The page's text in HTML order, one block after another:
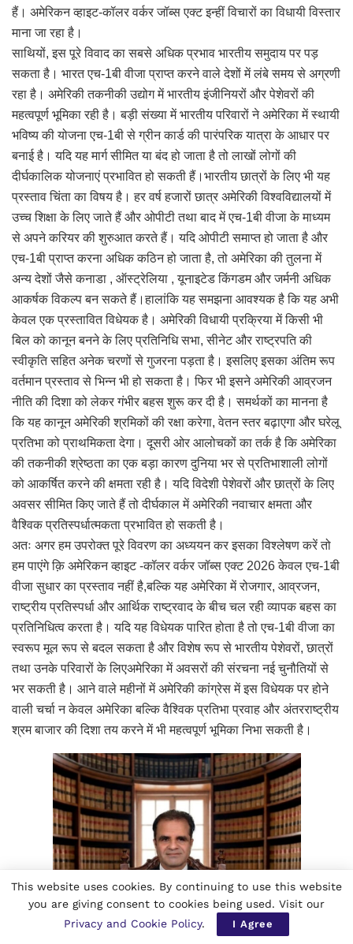
हैं। अमेरिकन व्हाइट-कॉलर वर्कर जॉब्स एक्ट इन्हीं विचारों का विधायी विस्तार
माना जा रहा है।
साथियों, इस पूरे विवाद का सबसे अधिक प्रभाव भारतीय समुदाय पर पड़
सकता है। भारत एच-1बी वीजा प्राप्त करने वाले देशों में लंबे समय से अग्रणी
रहा है। अमेरिकी तकनीकी उद्योग में भारतीय इंजीनियरों और पेशेवरों की
महत्वपूर्ण भूमिका रही है। बड़ी संख्या में भारतीय परिवारों ने अमेरिका में स्थायी
भविष्य की योजना एच-1बी से ग्रीन कार्ड की पारंपरिक यात्रा के आधार पर
बनाई है। यदि यह मार्ग सीमित या बंद हो जाता है तो लाखों लोगों की
दीर्घकालिक योजनाएं प्रभावित हो सकती हैं।भारतीय छात्रों के लिए भी यह
प्रस्ताव चिंता का विषय है। हर वर्ष हजारों छात्र अमेरिकी विश्वविद्यालयों में
उच्च शिक्षा के लिए जाते हैं और ओपीटी तथा बाद में एच-1बी वीजा के माध्यम
से अपने करियर की शुरुआत करते हैं। यदि ओपीटी समाप्त हो जाता है और
एच-1बी प्राप्त करना अधिक कठिन हो जाता है, तो अमेरिका की तुलना में
अन्य देशों जैसे कनाडा , ऑस्ट्रेलिया , यूनाइटेड किंगडम और जर्मनी अधिक
आकर्षक विकल्प बन सकते हैं।हालांकि यह समझना आवश्यक है कि यह अभी
केवल एक प्रस्तावित विधेयक है। अमेरिकी विधायी प्रक्रिया में किसी भी
बिल को कानून बनने के लिए प्रतिनिधि सभा, सीनेट और राष्ट्रपति की
स्वीकृति सहित अनेक चरणों से गुजरना पड़ता है। इसलिए इसका अंतिम रूप
वर्तमान प्रस्ताव से भिन्न भी हो सकता है। फिर भी इसने अमेरिकी आव्रजन
नीति की दिशा को लेकर गंभीर बहस शुरू कर दी है। समर्थकों का मानना है
कि यह कानून अमेरिकी श्रमिकों की रक्षा करेगा, वेतन स्तर बढ़ाएगा और घरेलू
प्रतिभा को प्राथमिकता देगा। दूसरी ओर आलोचकों का तर्क है कि अमेरिका
की तकनीकी श्रेष्ठता का एक बड़ा कारण दुनिया भर से प्रतिभाशाली लोगों
को आकर्षित करने की क्षमता रही है। यदि विदेशी पेशेवरों और छात्रों के लिए
अवसर सीमित किए जाते हैं तो दीर्घकाल में अमेरिकी नवाचार क्षमता और
वैश्विक प्रतिस्पर्धात्मकता प्रभावित हो सकती है।
अतः अगर हम उपरोक्त पूरे विवरण का अध्ययन कर इसका विश्लेषण करें तो
हम पाएंगे क़ि अमेरिकन व्हाइट -कॉलर वर्कर जॉब्स एक्ट 2026 केवल एच-1बी
वीजा सुधार का प्रस्ताव नहीं है,बल्कि यह अमेरिका में रोजगार, आव्रजन,
राष्ट्रीय प्रतिस्पर्धा और आर्थिक राष्ट्रवाद के बीच चल रही व्यापक बहस का
प्रतिनिधित्व करता है। यदि यह विधेयक पारित होता है तो एच-1बी वीजा का
स्वरूप मूल रूप से बदल सकता है और विशेष रूप से भारतीय पेशेवरों, छात्रों
तथा उनके परिवारों के लिएअमेरिका में अवसरों की संरचना नई चुनौतियों से
भर सकती है। आने वाले महीनों में अमेरिकी कांग्रेस में इस विधेयक पर होने
वाली चर्चा न केवल अमेरिका बल्कि वैश्विक प्रतिभा प्रवाह और अंतरराष्ट्रीय
श्रम बाजार की दिशा तय करने में भी महत्वपूर्ण भूमिका निभा सकती है।
This website uses cookies. By continuing to use this website
you are giving consent to cookies being used. Visit our
Privacy and Cookie Policy. I Agree